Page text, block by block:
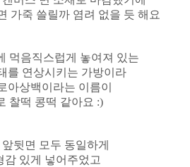
가죽 쓸릴까 염려 없을 듯 해요
먹음직스럽게 놓여져 있는
를 연상시키는 가방이라
아상백이라는 이름이
찰떡 콩떡 같아요 :)
뒷면 모두 동일하게
감 있게 넣어주었고